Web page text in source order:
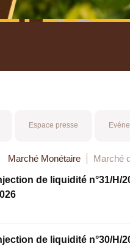
Espace presse
Marché Monétaire Marché
de liquidité n°31/H/
de liquidité n°30/H/